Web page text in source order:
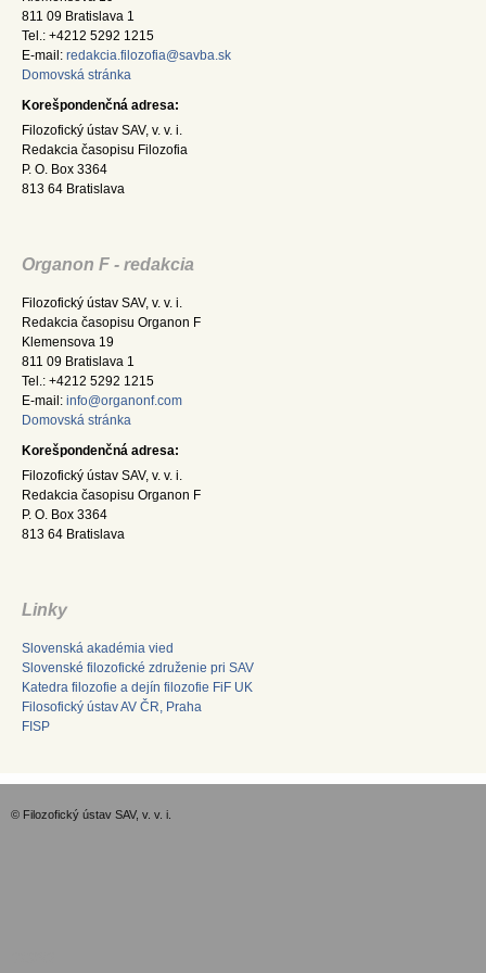
811 09 Bratislava 1
Tel.: +4212 5292 1215
E-mail: redakcia.filozofia@savba.sk
Domovská stránka
Korešpondenčná adresa:
Filozofický ústav SAV, v. v. i.
Redakcia časopisu Filozofia
P. O. Box 3364
813 64 Bratislava
Organon F - redakcia
Filozofický ústav SAV, v. v. i.
Redakcia časopisu Organon F
Klemensova 19
811 09 Bratislava 1
Tel.: +4212 5292 1215
E-mail: info@organonf.com
Domovská stránka
Korešpondenčná adresa:
Filozofický ústav SAV, v. v. i.
Redakcia časopisu Organon F
P. O. Box 3364
813 64 Bratislava
Linky
Slovenská akadémia vied
Slovenské filozofické združenie pri SAV
Katedra filozofie a dejín filozofie FiF UK
Filosofický ústav AV ČR, Praha
FISP
© Filozofický ústav SAV, v. v. i.